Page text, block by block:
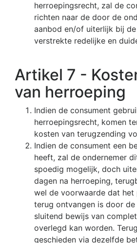
herroepingsrecht, zal de
richten naar de door de
aanbod en/of uiterlijk bij
verstrekte redelijke en
Artikel 7 -
van herroeping
Indien de consument
herroepingsrecht, komen
kosten van terugzending
Indien de consument een
heeft, zal de ondernemer
spoedig mogelijk, doch
dagen na herroeping,
wel de voorwaarde dat het
terug ontvangen is door
sluitend bewijs van
overlegd kan worden.
geschieden via dezelfde